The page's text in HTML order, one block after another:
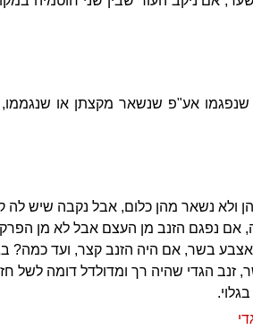
שנפגמו אע"פ שנשאר מקצתן או
ולא נשאר מהן כלום, אבל נקבה שיש
אם נפגם הזנב מן העצם אבל לא מן
אצבע בשר, אם היה הזנב קצר, ועד
זנב הגדי שהיה רך ומדולדל דומה